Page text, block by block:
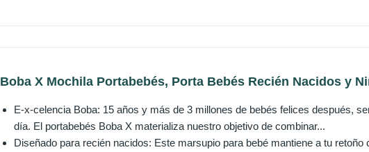
Boba X Mochila Portabebés, Porta Bebés Recién Nacidos y
E-x-celencia Boba: 15 años y más de 3 millones de bebés felices después,
día. El portabebés Boba X materializa nuestro objetivo de combinar...
Diseñado para recién nacidos: Este marsupio para bebé mantiene a tu